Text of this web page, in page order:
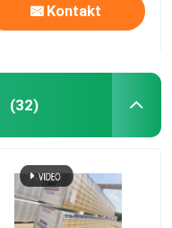
Kontakt
(32)